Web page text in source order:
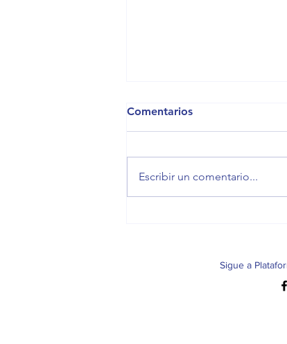
Comentarios
Escribir un comentario...
Sigue a